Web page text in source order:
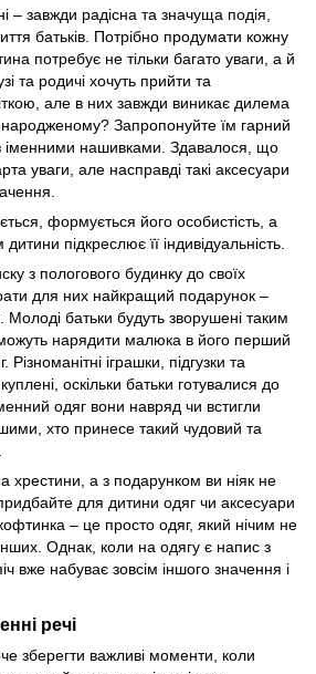
– завжди радісна та значуща подія,
батьків. Потрібно продумати кожну
потребує не тільки багато уваги, а й
та родичі хочуть прийти та
але в них завжди виникає дилема
Запропонуйте їм гарний
з іменними нашивками. Здавалося, що
уваги, але насправді такі аксесуари
формується його особистість, а
підкреслює її індивідуальність.
з пологового будинку до своїх
для них найкращий подарунок –
Молоді батьки будуть зворушені таким
нарядити малюка в його перший
іграшки, підгузки та
оскільки батьки готувалися до
одяг вони навряд чи встигли
хто принесе такий чудовий та
хрестини, а з подарунком ви ніяк не
для дитини одяг чи аксесуари
– це просто одяг, який нічим не
інших. Однак, коли на одягу є напис з
вже набуває зовсім іншого значення і
речі
зберегти важливі моменти, коли